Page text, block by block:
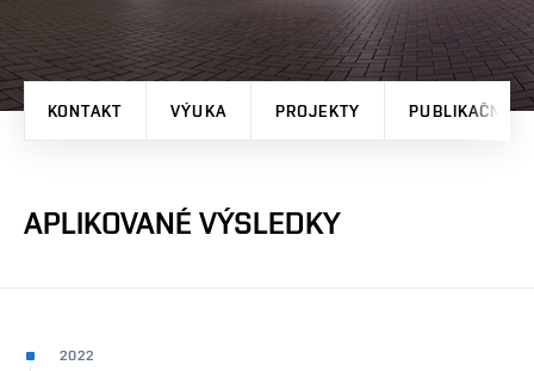
KONTAKT VÝUKA PROJEKTY PUBLIKAČNÍ
APLIKOVANÉ VÝSLEDKY
2022